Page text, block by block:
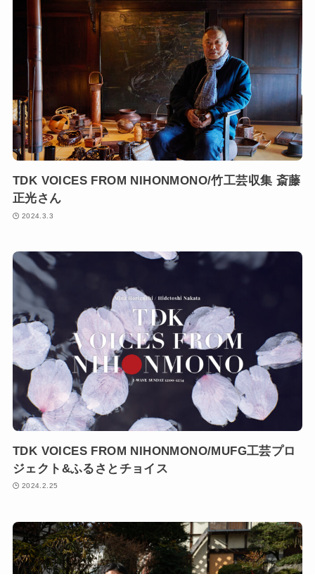
TDK VOICES FROM NIHONMONO/竹工芸収集 斎藤
正光さん
2024.3.3
TDK VOICES FROM NIHONMONO/MUFG工芸プロ
ジェクト&ふるさとチョイス
2024.2.25